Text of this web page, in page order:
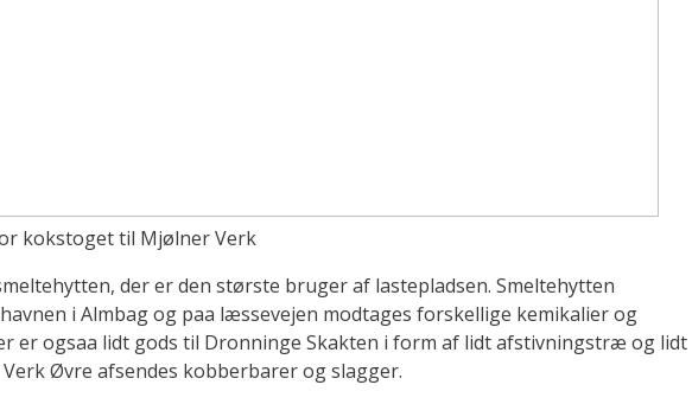
kokstoget til Mjølner Verk
der er den største bruger af lastepladsen. Smeltehytten
i Almbag og paa læssevejen modtages forskellige kemikalier og
er ogsaa lidt gods til Dronninge Skakten i form af lidt afstivningstræ og lidt
Øvre afsendes kobberbarer og slagger.